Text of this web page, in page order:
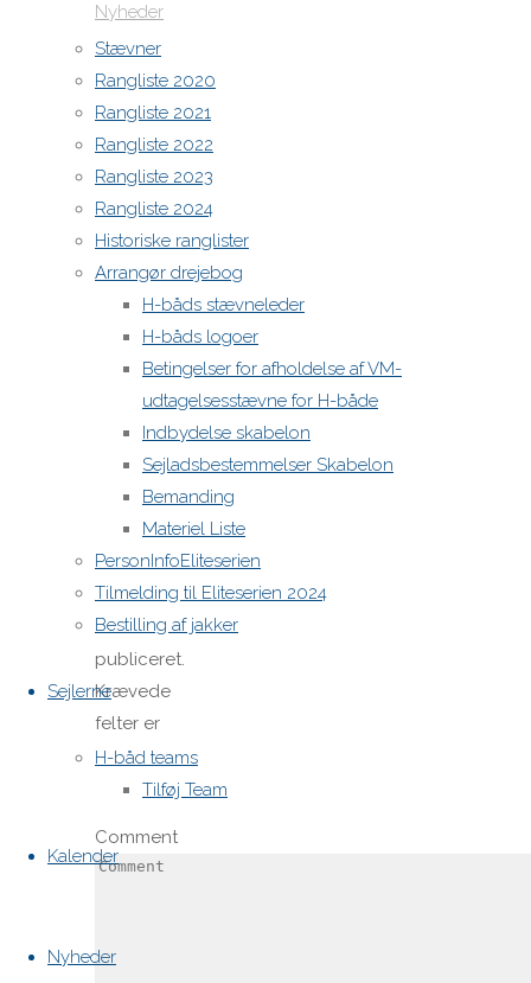
Stævner
Rangliste 2020
Rangliste 2021
Rangliste 2022
Rangliste 2023
Rangliste 2024
Historiske ranglister
Arrangør drejebog
H-båds stævneleder
H-båds logoer
Betingelser for afholdelse af VM-
udtagelsesstævne for H-både
Indbydelse skabelon
Sejladsbestemmelser Skabelon
Bemanding
Materiel Liste
PersonInfoEliteserien
Tilmelding til Eliteserien 2024
Bestilling af jakker
Sejlerne
H-båd teams
Tilføj Team
Kalender
Nyheder
Nyheder
H-baads-
faellesskab-
fredag-
d.-10.-
maj-2024
Skriv
et
svar
Din e-
mailadresse
vil ikke
blive
publiceret.
Krævede
felter er
markeret
med
*
Comment